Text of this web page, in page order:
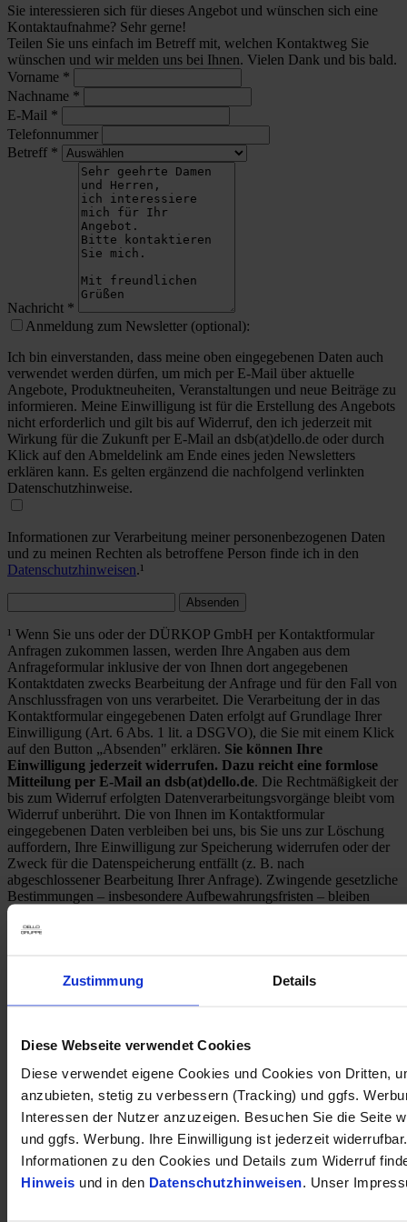
Zustimmung Details
Diese Webseite verwendet Cookies
Diese verwendet eigene Cookies und Cookies von Dritten,
anzubieten, stetig zu verbessern (Tracking) und ggfs.
Interessen der Nutzer anzuzeigen. Besuchen Sie die Seite
und ggfs. Werbung. Ihre Einwilligung ist jederzeit
Informationen zu den Cookies und Details zum Widerruf
Hinweis und in den Datenschutzhinweisen. Unser
Sie interessieren sich für dieses Angebot und wünschen sich eine
Kontaktaufnahme? Sehr gerne!
Teilen Sie uns einfach im Betreff mit, welchen Kontaktweg Sie
wünschen und wir melden uns bei Ihnen. Vielen Dank und bis bald.
Vorname *
Nachname *
E-Mail *
Telefonnummer
Betreff *
Nachricht *
Anmeldung zum Newsletter (optional):
Ich bin einverstanden, dass meine oben eingegebenen Daten auch
verwendet werden dürfen, um mich per E-Mail über aktuelle
Angebote, Produktneuheiten, Veranstaltungen und neue Beiträge zu
informieren. Meine Einwilligung ist für die Erstellung des Angebots
nicht erforderlich und gilt bis auf Widerruf, den ich jederzeit mit
Wirkung für die Zukunft per E-Mail an dsb(at)dello.de oder durch
Klick auf den Abmeldelink am Ende eines jeden Newsletters
erklären kann. Es gelten ergänzend die nachfolgend verlinkten
Datenschutzhinweise.
Informationen zur Verarbeitung meiner personenbezogenen Daten
und zu meinen Rechten als betroffene Person finde ich in den
Datenschutzhinweisen.¹
Absenden
¹ Wenn Sie uns oder der DÜRKOP GmbH per Kontaktformular
Anfragen zukommen lassen, werden Ihre Angaben aus dem
Anfrageformular inklusive der von Ihnen dort angegebenen
Kontaktdaten zwecks Bearbeitung der Anfrage und für den Fall von
Anschlussfragen von uns verarbeitet. Die Verarbeitung der in das
Kontaktformular eingegebenen Daten erfolgt auf Grundlage Ihrer
Einwilligung (Art. 6 Abs. 1 lit. a DSGVO), die Sie mit einem Klick
auf den Button „Absenden" erklären. Sie können Ihre
Einwilligung jederzeit widerrufen. Dazu reicht eine formlose
Mitteilung per E-Mail an dsb(at)dello.de. Die Rechtmäßigkeit der
bis zum Widerruf erfolgten Datenverarbeitungsvorgänge bleibt vom
Widerruf unberührt. Die von Ihnen im Kontaktformular
eingegebenen Daten verbleiben bei uns, bis Sie uns zur Löschung
auffordern, Ihre Einwilligung zur Speicherung widerrufen oder der
Zweck für die Datenspeicherung entfällt (z. B. nach
abgeschlossener Bearbeitung Ihrer Anfrage). Zwingende gesetzliche
Bestimmungen – insbesondere Aufbewahrungsfristen – bleiben
unberührt.
* Pflichtfeld
l/100km
CO2-Emission (kombiniert nach WLTP) 1:136 g CO2/km
Kia Cee'd_sw Vision AT Komfort-Plus Navi digitales Cockpit ACC
Apple CarPlay Android Auto Mehrzonenklima